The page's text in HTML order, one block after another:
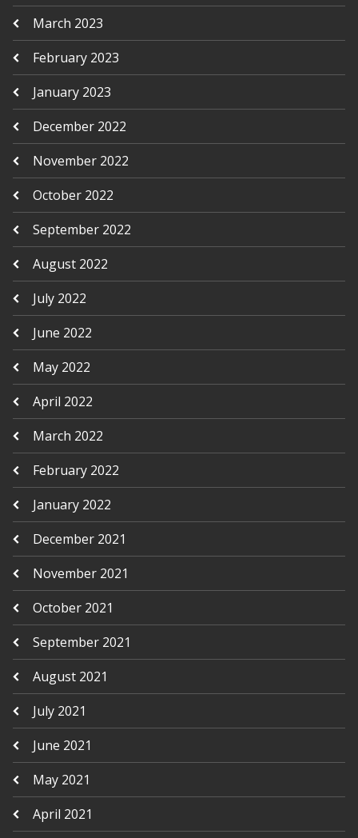
March 2023
February 2023
January 2023
December 2022
November 2022
October 2022
September 2022
August 2022
July 2022
June 2022
May 2022
April 2022
March 2022
February 2022
January 2022
December 2021
November 2021
October 2021
September 2021
August 2021
July 2021
June 2021
May 2021
April 2021